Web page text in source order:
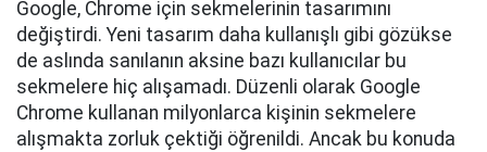
Google, Chrome için sekmelerinin tasarımını
değiştirdi. Yeni tasarım daha kullanışlı gibi gözükse
de aslında sanılanın aksine bazı kullanıcılar bu
sekmelere hiç alışamadı. Düzenli olarak Google
Chrome kullanan milyonlarca kişinin sekmelere
alışmakta zorluk çektiği öğrenildi. Ancak bu konuda